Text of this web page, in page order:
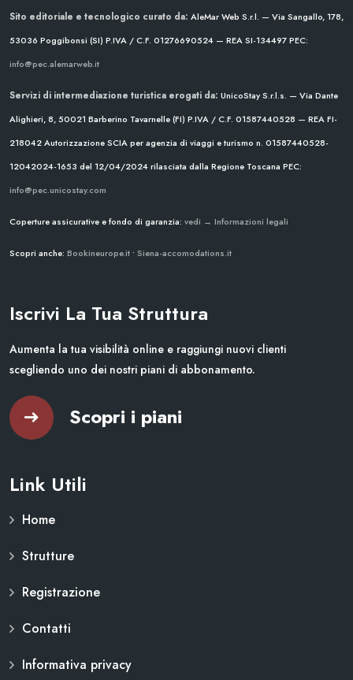
Sito editoriale e tecnologico curato da: AleMar Web S.r.l. — Via Sangallo, 178,
53036 Poggibonsi (SI) P.IVA / C.F. 01276690524 — REA SI-134497PEC:
info@pec.alemarweb.it
Servizi di intermediazione turistica erogati da: UnicoStay S.r.l.s. — Via Dante
Alighieri, 8, 50021 Barberino Tavarnelle (FI) P.IVA / C.F. 01587440528 — REA FI-
218042Autorizzazione SCIA per agenzia di viaggi e turismo n. 01587440528-
12042024-1653 del 12/04/2024rilasciata dalla Regione Toscana PEC:
info@pec.unicostay.com
Coperture assicurative e fondo di garanzia: vedi → Informazioni legali
Scopri anche: Bookineurope.it • Siena-accomodations.it
Iscrivi La Tua Struttura
Aumenta la tua visibilità online e raggiungi nuovi clienti
scegliendo uno dei nostri piani di abbonamento.
Scopri i piani
Link Utili
Home
Strutture
Registrazione
Contatti
Informativa privacy